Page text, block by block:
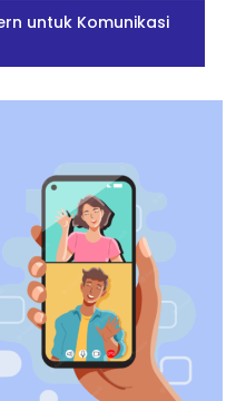
untuk Komunikasi